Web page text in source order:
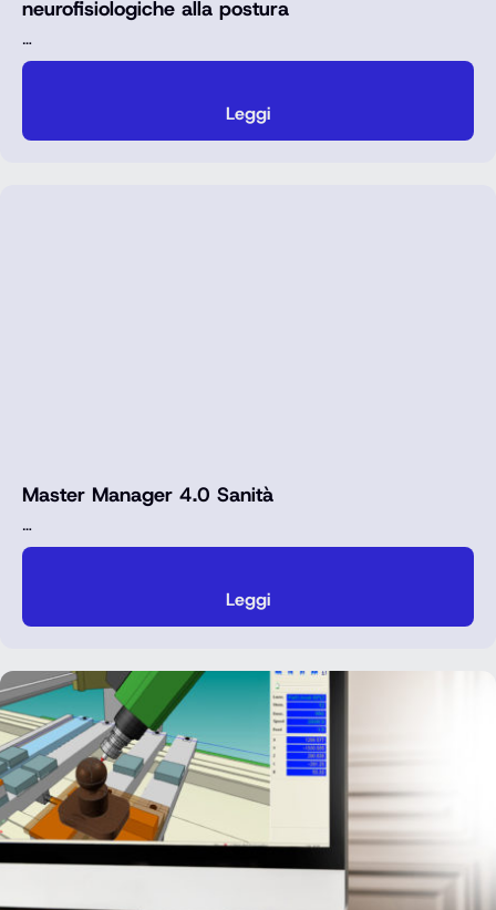
neurofisiologiche alla postura
…
Leggi
Master Manager 4.0 Sanità
…
Leggi